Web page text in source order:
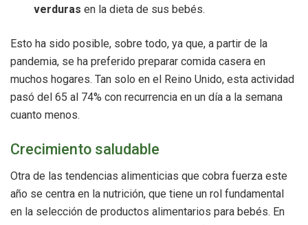
verduras en la dieta de sus bebés.
Esto ha sido posible, sobre todo, ya que, a partir de la
pandemia, se ha preferido preparar comida casera en
muchos hogares. Tan solo en el Reino Unido, esta actividad
pasó del 65 al 74% con recurrencia en un día a la semana
cuanto menos.
Crecimiento saludable
Otra de las tendencias alimenticias que cobra fuerza este
año se centra en la nutrición, que tiene un rol fundamental
en la selección de productos alimentarios para bebés. En